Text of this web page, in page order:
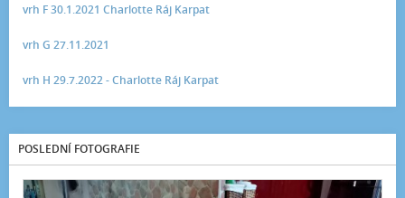
vrh F 30.1.2021 Charlotte Ráj Karpat
vrh G 27.11.2021
vrh H 29.7.2022 - Charlotte Ráj Karpat
POSLEDNÍ FOTOGRAFIE